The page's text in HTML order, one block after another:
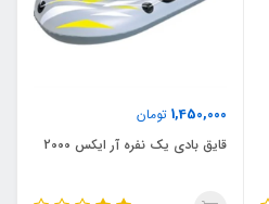
1,450,000 تومان
قایق بادی یک نفره آر ایکس 2000